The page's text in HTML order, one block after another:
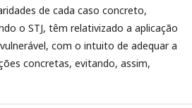
de cada caso concreto,
o STJ, têm relativizado a aplicação
com o intuito de adequar a
concretas, evitando, assim,